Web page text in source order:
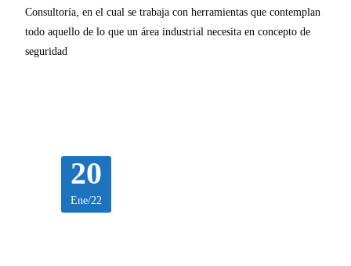
Consultoría, en el cual se trabaja con herramientas que contemplan
todo aquello de lo que un área industrial necesita en concepto de
seguridad
20
Ene/22